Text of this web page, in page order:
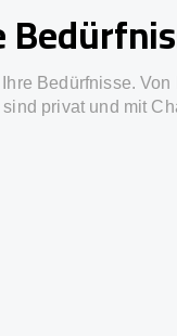
Bedürfnisse. Von
privat und mit